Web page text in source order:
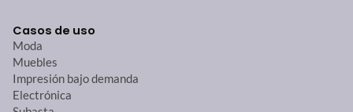
Casos de uso
Moda
Muebles
Impresión bajo demanda
Electrónica